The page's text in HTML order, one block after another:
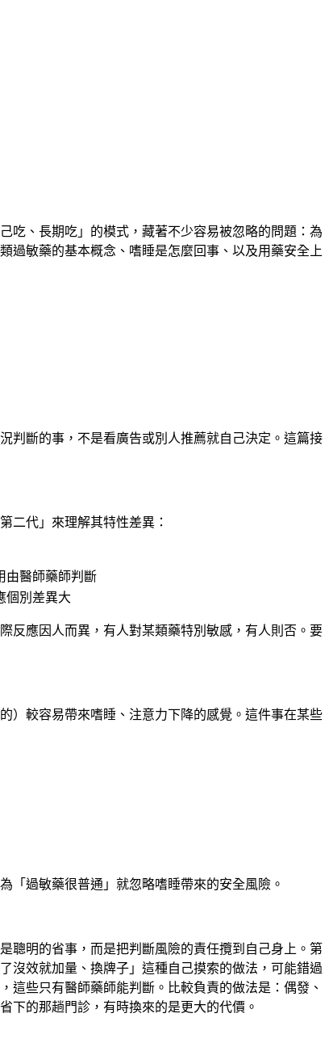
吃、長期吃」的模式，藏著不少容易被忽略的問題：為
過敏藥的基本概念、嗜睡是怎麼回事、以及用藥安全上
判斷的事，不是看廣告或別人推薦就自己決定。這篇接
二代」來理解其特性差異：
由醫師藥師判斷
個別差異大
際反應因人而異，有人對某類藥特別敏感，有人則否。要
較容易帶來嗜睡、注意力下降的感覺。這件事在某些
「過敏藥很普通」就忽略嗜睡帶來的安全風險 。
聰明的省事，而是把判斷風險的責任攬到自己身上 。第
沒效就加量、換牌子」這種自己摸索的做法，可能錯過
這些只有醫師藥師能判斷。比較負責的做法是：偶發、
省下的那趟門診，有時換來的是更大的代價。